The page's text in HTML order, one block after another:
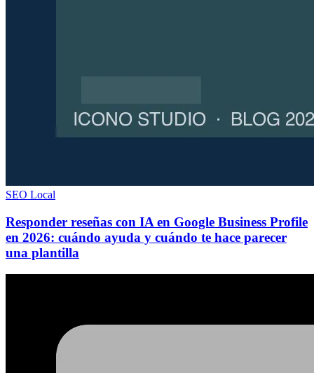
SEO Local
Responder reseñas con IA en Google Business Profile
en 2026: cuándo ayuda y cuándo te hace parecer
una plantilla